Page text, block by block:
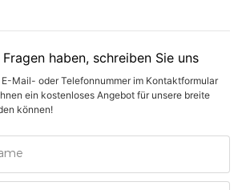
haben, schreiben Sie uns
Mail- oder Telefonnummer im Kontaktformular
ein kostenloses Angebot für unsere breite
können!